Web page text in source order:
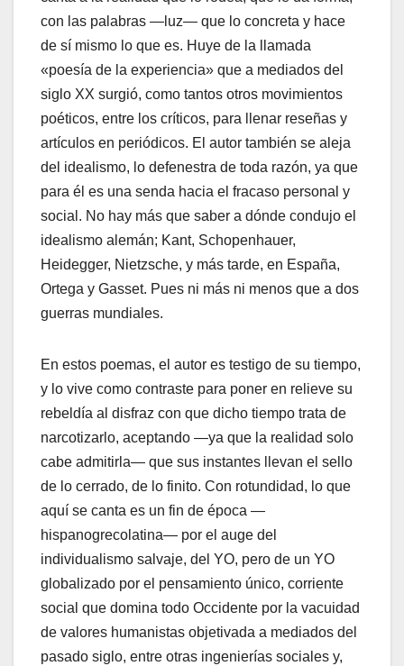
con las palabras —luz— que lo concreta y hace
de sí mismo lo que es. Huye de la llamada
«poesía de la experiencia» que a mediados del
siglo XX surgió, como tantos otros movimientos
poéticos, entre los críticos, para llenar reseñas y
artículos en periódicos. El autor también se aleja
del idealismo, lo defenestra de toda razón, ya que
para él es una senda hacia el fracaso personal y
social. No hay más que saber a dónde condujo el
idealismo alemán; Kant, Schopenhauer,
Heidegger, Nietzsche, y más tarde, en España,
Ortega y Gasset. Pues ni más ni menos que a dos
guerras mundiales.
En estos poemas, el autor es testigo de su tiempo,
y lo vive como contraste para poner en relieve su
rebeldía al disfraz con que dicho tiempo trata de
narcotizarlo, aceptando —ya que la realidad solo
cabe admitirla— que sus instantes llevan el sello
de lo cerrado, de lo finito. Con rotundidad, lo que
aquí se canta es un fin de época —
hispanogrecolatina— por el auge del
individualismo salvaje, del YO, pero de un YO
globalizado por el pensamiento único, corriente
social que domina todo Occidente por la vacuidad
de valores humanistas objetivada a mediados del
pasado siglo, entre otras ingenierías sociales y,